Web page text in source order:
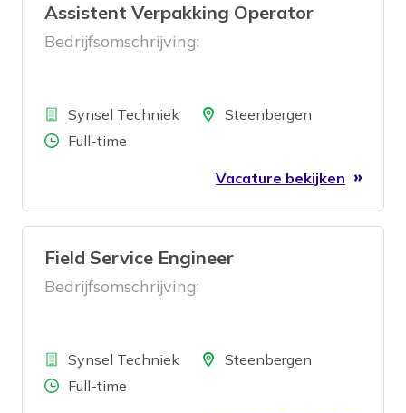
Assistent Verpakking Operator
Bedrijfsomschrijving:
BedrijfSynsel Techniek LocatieSteenbergen
Aantal uren
Full-time
Vacature bekijken
Field Service Engineer
Bedrijfsomschrijving:
BedrijfSynsel Techniek LocatieSteenbergen
Aantal uren
Full-time